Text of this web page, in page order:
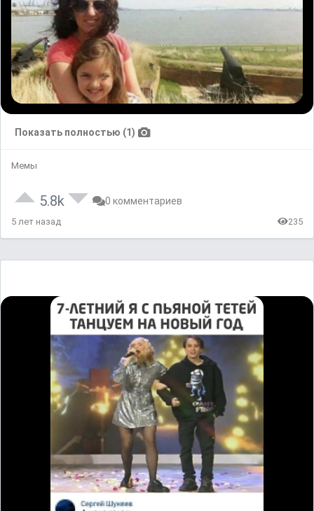
Показать полностью (1)
Мемы
5.8k 0 комментариев
5 лет назад 235